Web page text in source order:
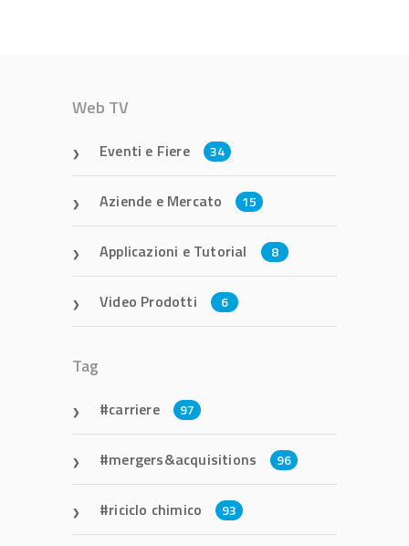
Web TV
Eventi e Fiere 34
Aziende e Mercato 15
Applicazioni e Tutorial 8
Video Prodotti 6
Tag
carriere 97
mergers&acquisitions 96
riciclo chimico 93